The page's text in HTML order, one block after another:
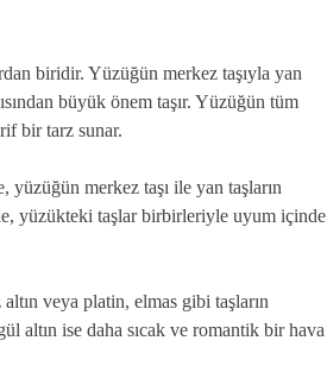
biridir. Yüzüğün merkez taşıyla yan
büyük önem taşır. Yüzüğün tüm
bir tarz sunar.
merkez taşı ile yan taşların
yüzükteki taşlar birbirleriyle uyum içinde
veya platin, elmas gibi taşların
altın ise daha sıcak ve romantik bir hava